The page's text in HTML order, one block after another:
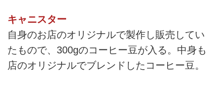
キャニスター
自身のお店のオリジナルで製作し販売してい
たもので、300gのコーヒー豆が入る。中身も
店のオリジナルでブレンドしたコーヒー豆。